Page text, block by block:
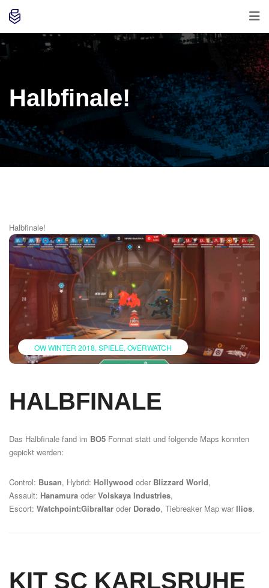
Halbfinale!
Halbfinale!
OW WINTER 2018 SPIELE OVERWATCH
HALBFINALE
Das Halbfinale fand im BO5 Format statt und folgende Maps konnten
gepickt werden:
Control: Busan, Hybrid: Hollywood oder Blizzard World,
Assault: Hanamura oder Volskaya Industries,
Escort: Watchpoint:Gibraltar oder Dorado, Tiebreaker Map war Ilios.
KIT SC KARLSRUHE